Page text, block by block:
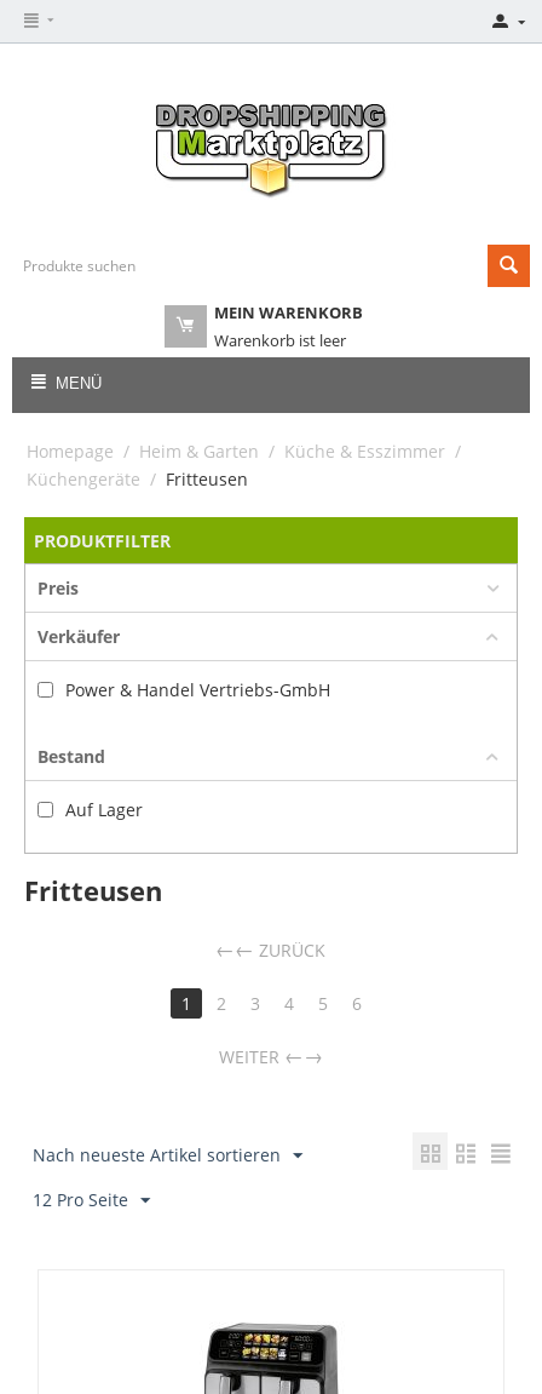
MEIN WARENKORB
Warenkorb ist leer
MENÜ
Homepage / Heim & Garten / Küche & Esszimmer /
Küchengeräte / Fritteusen
PRODUKTFILTER
Preis
Verkäufer
Power & Handel Vertriebs-GmbH
Bestand
Auf Lager
Fritteusen
← ZURÜCK
1 2 3 4 5 6
WEITER →
Nach neueste Artikel sortieren
12 Pro Seite